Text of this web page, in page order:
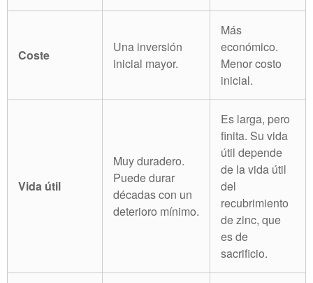
Coste
Una inversión
inicial mayor.
Más
económico.
Menor costo
inicial.
Vida útil
Muy duradero.
Puede durar
décadas con un
deterioro mínimo.
Es larga, pero
finita. Su vida
útil depende
de la vida útil
del
recubrimiento
de zinc, que
es de
sacrificio.